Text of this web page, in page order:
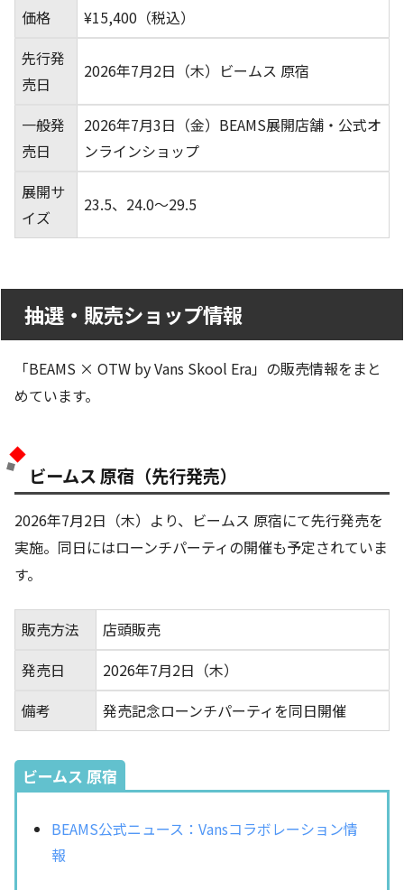
価格
¥15,400（税込）
先行発
売日
2026年7月2日（木）ビームス 原宿
一般発
売日
2026年7月3日（金）BEAMS展開店舗・公式オ
ンラインショップ
展開サ
イズ
23.5、24.0〜29.5
抽選・販売ショップ情報
「BEAMS × OTW by Vans Skool Era」の販売情報をまと
めています。
ビームス 原宿（先行発売）
2026年7月2日（木）より、ビームス 原宿にて先行発売を
実施。同日にはローンチパーティの開催も予定されていま
す。
販売方法
店頭販売
発売日
2026年7月2日（木）
備考
発売記念ローンチパーティを同日開催
ビームス 原宿
BEAMS公式ニュース：Vansコラボレーション情
報